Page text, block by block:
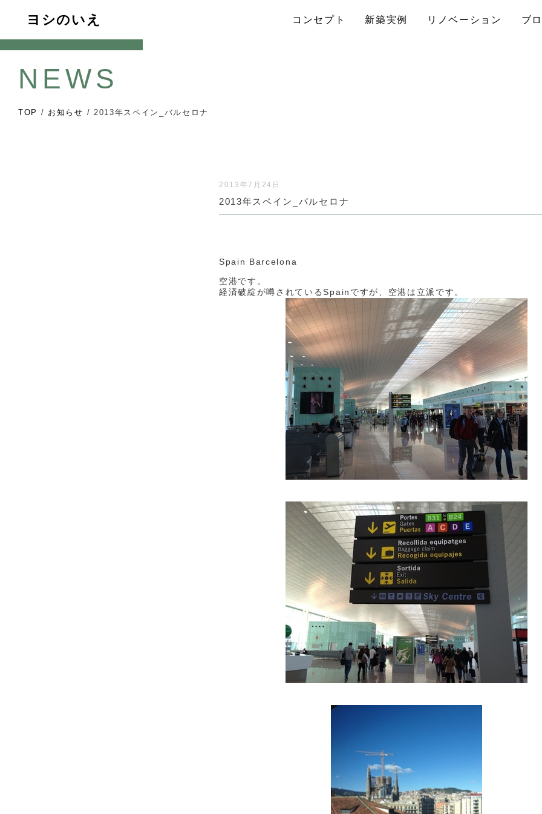
ヨシのいえ コンセプト 新築実例 リノベーション ブ
NEWS
TOP / お知らせ / 2013年スペイン_バルセロナ
2013年7月24日
2013年スペイン_バルセロナ
Spain Barcelona
空港です。
経済破綻が噂されているSpainですが、空港は立派です。